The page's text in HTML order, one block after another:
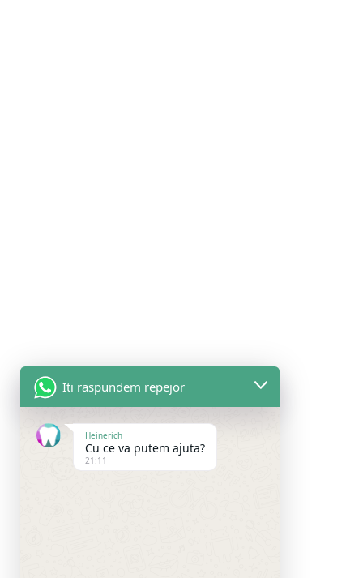
INFORMATII UTILE
Iti raspundem repejor
Heinerich
Cu ce va putem ajuta?
21:11